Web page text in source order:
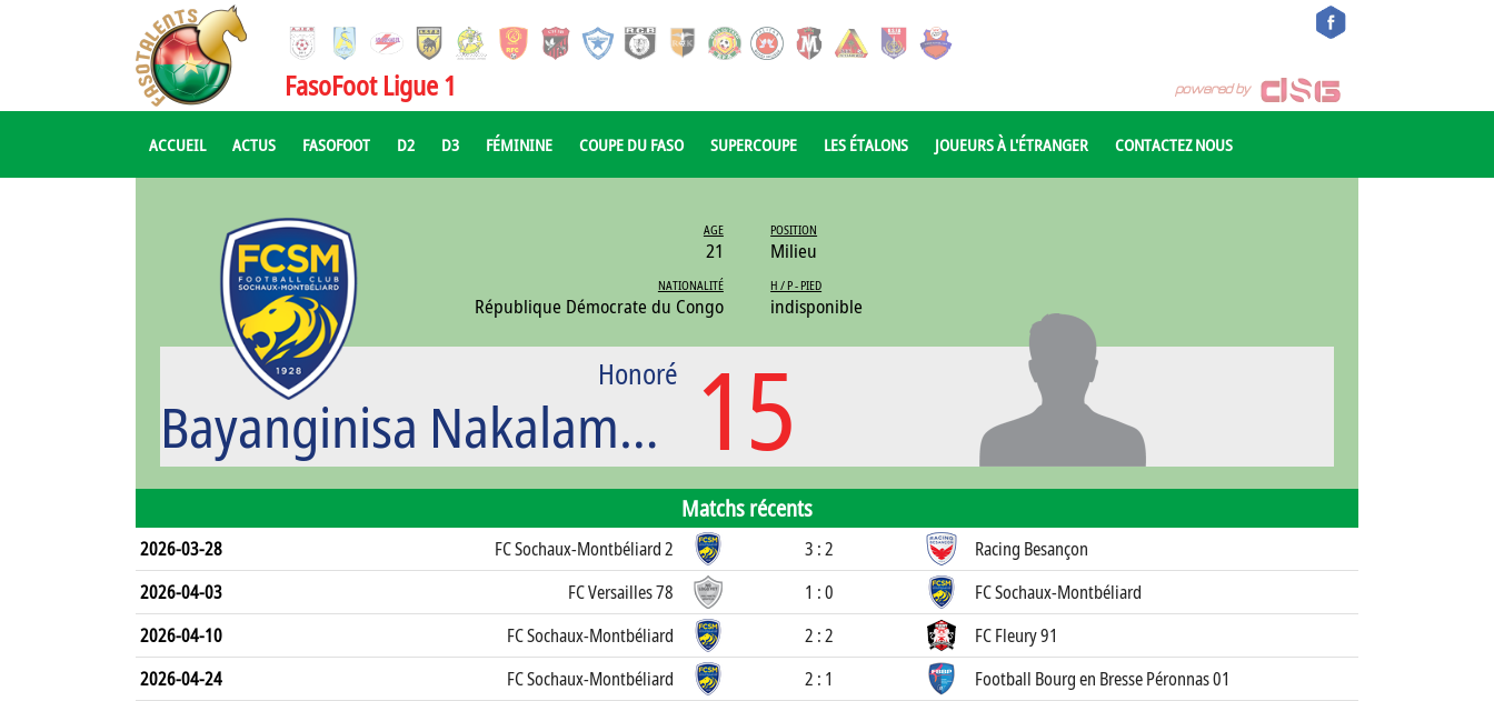
FasoFoot Ligue 1
ACCUEIL ACTUS FASOFOOT D2 D3 FÉMININE COUPE DU FASO SUPERCOUPE LES ÉTALONS JOUEURS À L'ÉTRANGER CONTACTEZ NOUS
AGE
21
NATIONALITÉ
République Démocrate du Congo
POSITION
Milieu
H / P - PIED
indisponible
15
Honoré
Bayanginisa Nakalamwa
Matchs récents
2026-03-28 FC Sochaux-Montbéliard 2 3 : 2
Racing Besançon
2026-04-03
FC Versailles 78 1 : 0
FC Sochaux-Montbéliard
2026-04-10
FC Sochaux-Montbéliard 2 : 2
FC Fleury 91
2026-04-24
FC Sochaux-Montbéliard 2 : 1
Football Bourg en Bresse Péronnas 01